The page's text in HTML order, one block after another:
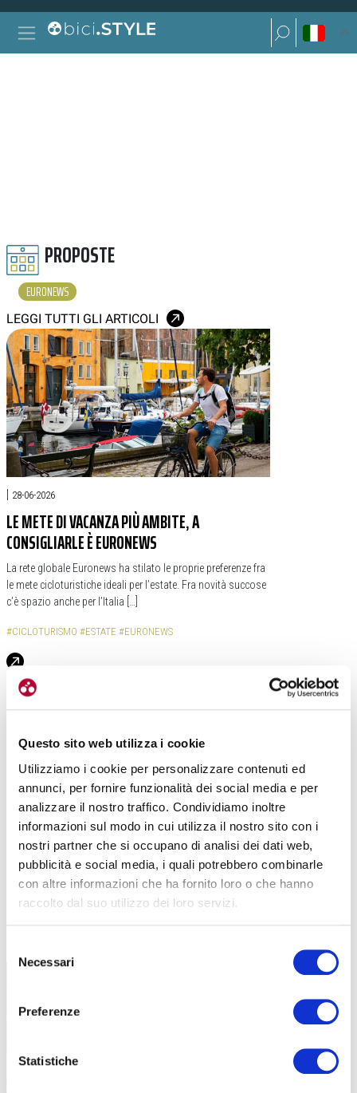
Questo sito web utilizza i cookie
Utilizziamo i cookie per personalizzare contenuti ed
annunci, per fornire funzionalità dei social media e per
analizzare il nostro traffico. Condividiamo inoltre
informazioni sul modo in cui utilizza il nostro sito con i
nostri partner che si occupano di analisi dei dati web,
pubblicità e social media, i quali potrebbero combinarle
con altre informazioni che ha fornito loro o che hanno
raccolto dal suo utilizzo dei loro servizi.
delNecessari
Preferenze
Statistiche
Vai al contenuto
Navigazione principale
Ricerca per:
Ricerca per:
PROPOSTE
EURONEWS
LEGGI TUTTI GLI ARTICOLI
| 28-06-2026
LE METE DI VACANZA PIÙ AMBITE, A
CONSIGLIARLE È EURONEWS
La rete globale Euronews ha stilato le proprie preferenze fra
le mete cicloturistiche ideali per l’estate. Fra novità succose
c’è spazio anche per l’Italia […]
#CICLOTURISMO #ESTATE #EURONEWS
TUTTE LE CATEGORIE DEL MAGAZINE